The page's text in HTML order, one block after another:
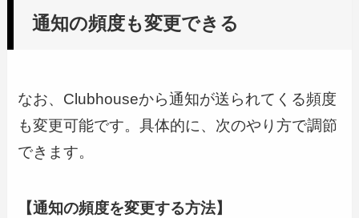
通知の頻度も変更できる
なお、Clubhouseから通知が送られてくる頻度
も変更可能です。具体的に、次のやり方で調節
できます。
【通知の頻度を変更する方法】